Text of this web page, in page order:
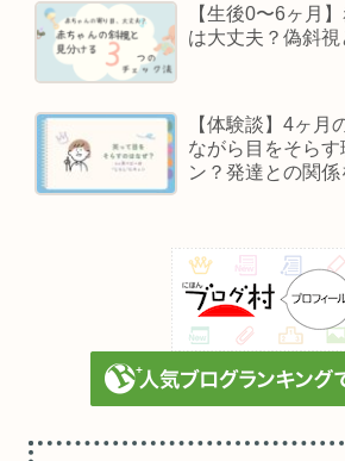
【生後0〜6ヶ月
は大丈夫？偽斜
【体験談】4ヶ月
ながら目をそら
ン？発達との関係